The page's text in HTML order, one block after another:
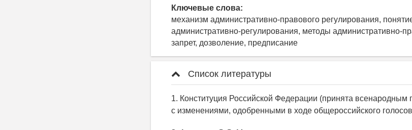
Ключевые слова:
механизм административно-правового регулирования,
административно-регулирования, методы административно-
запрет, дозволение, предписание
Список литературы
1. Конституция Российской Федерации (принята всенародным
с изменениями, одобренными в ходе общероссийского